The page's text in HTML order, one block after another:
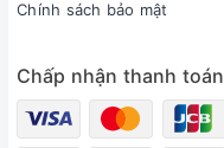
Chính sách bảo mật
Chấp nhận thanh toán